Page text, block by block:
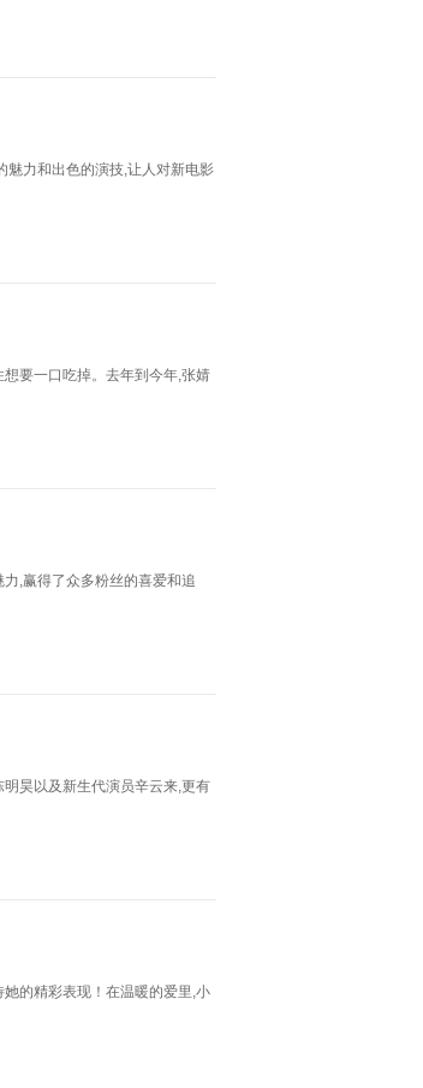
魅力和出色的演技,让人对新电影
要一口吃掉。去年到今年,张婧
,赢得了众多粉丝的喜爱和追
昊以及新生代演员辛云来,更有
的精彩表现！在温暖的爱里,小